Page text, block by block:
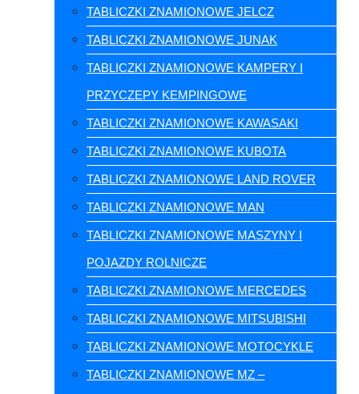
TABLICZKI ZNAMIONOWE JELCZ
TABLICZKI ZNAMIONOWE JUNAK
TABLICZKI ZNAMIONOWE KAMPERY I
PRZYCZEPY KEMPINGOWE
TABLICZKI ZNAMIONOWE KAWASAKI
TABLICZKI ZNAMIONOWE KUBOTA
TABLICZKI ZNAMIONOWE LAND ROVER
TABLICZKI ZNAMIONOWE MAN
TABLICZKI ZNAMIONOWE MASZYNY I
POJAZDY ROLNICZE
TABLICZKI ZNAMIONOWE MERCEDES
TABLICZKI ZNAMIONOWE MITSUBISHI
TABLICZKI ZNAMIONOWE MOTOCYKLE
TABLICZKI ZNAMIONOWE MZ –